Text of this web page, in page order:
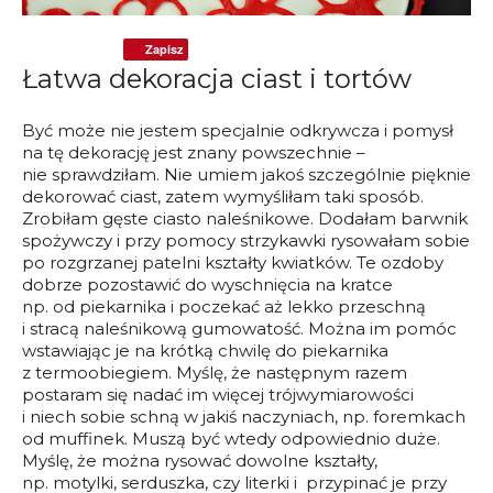
Łatwa dekoracja ciast i tortów
Być może nie jestem specjalnie odkrywcza i pomysł
na tę dekorację jest znany powszechnie –
nie sprawdziłam. Nie umiem jakoś szczególnie pięknie
dekorować ciast, zatem wymyśliłam taki sposób.
Zrobiłam gęste ciasto naleśnikowe. Dodałam barwnik
spożywczy i przy pomocy strzykawki rysowałam sobie
po rozgrzanej patelni kształty kwiatków. Te ozdoby
dobrze pozostawić do wyschnięcia na kratce
np. od piekarnika i poczekać aż lekko przeschną
i stracą naleśnikową gumowatość. Można im pomóc
wstawiając je na krótką chwilę do piekarnika
z termoobiegiem. Myślę, że następnym razem
postaram się nadać im więcej trójwymiarowości
i niech sobie schną w jakiś naczyniach, np. foremkach
od muffinek. Muszą być wtedy odpowiednio duże.
Myślę, że można rysować dowolne kształty,
np. motylki, serduszka, czy literki i przypinać je przy
Zapisz